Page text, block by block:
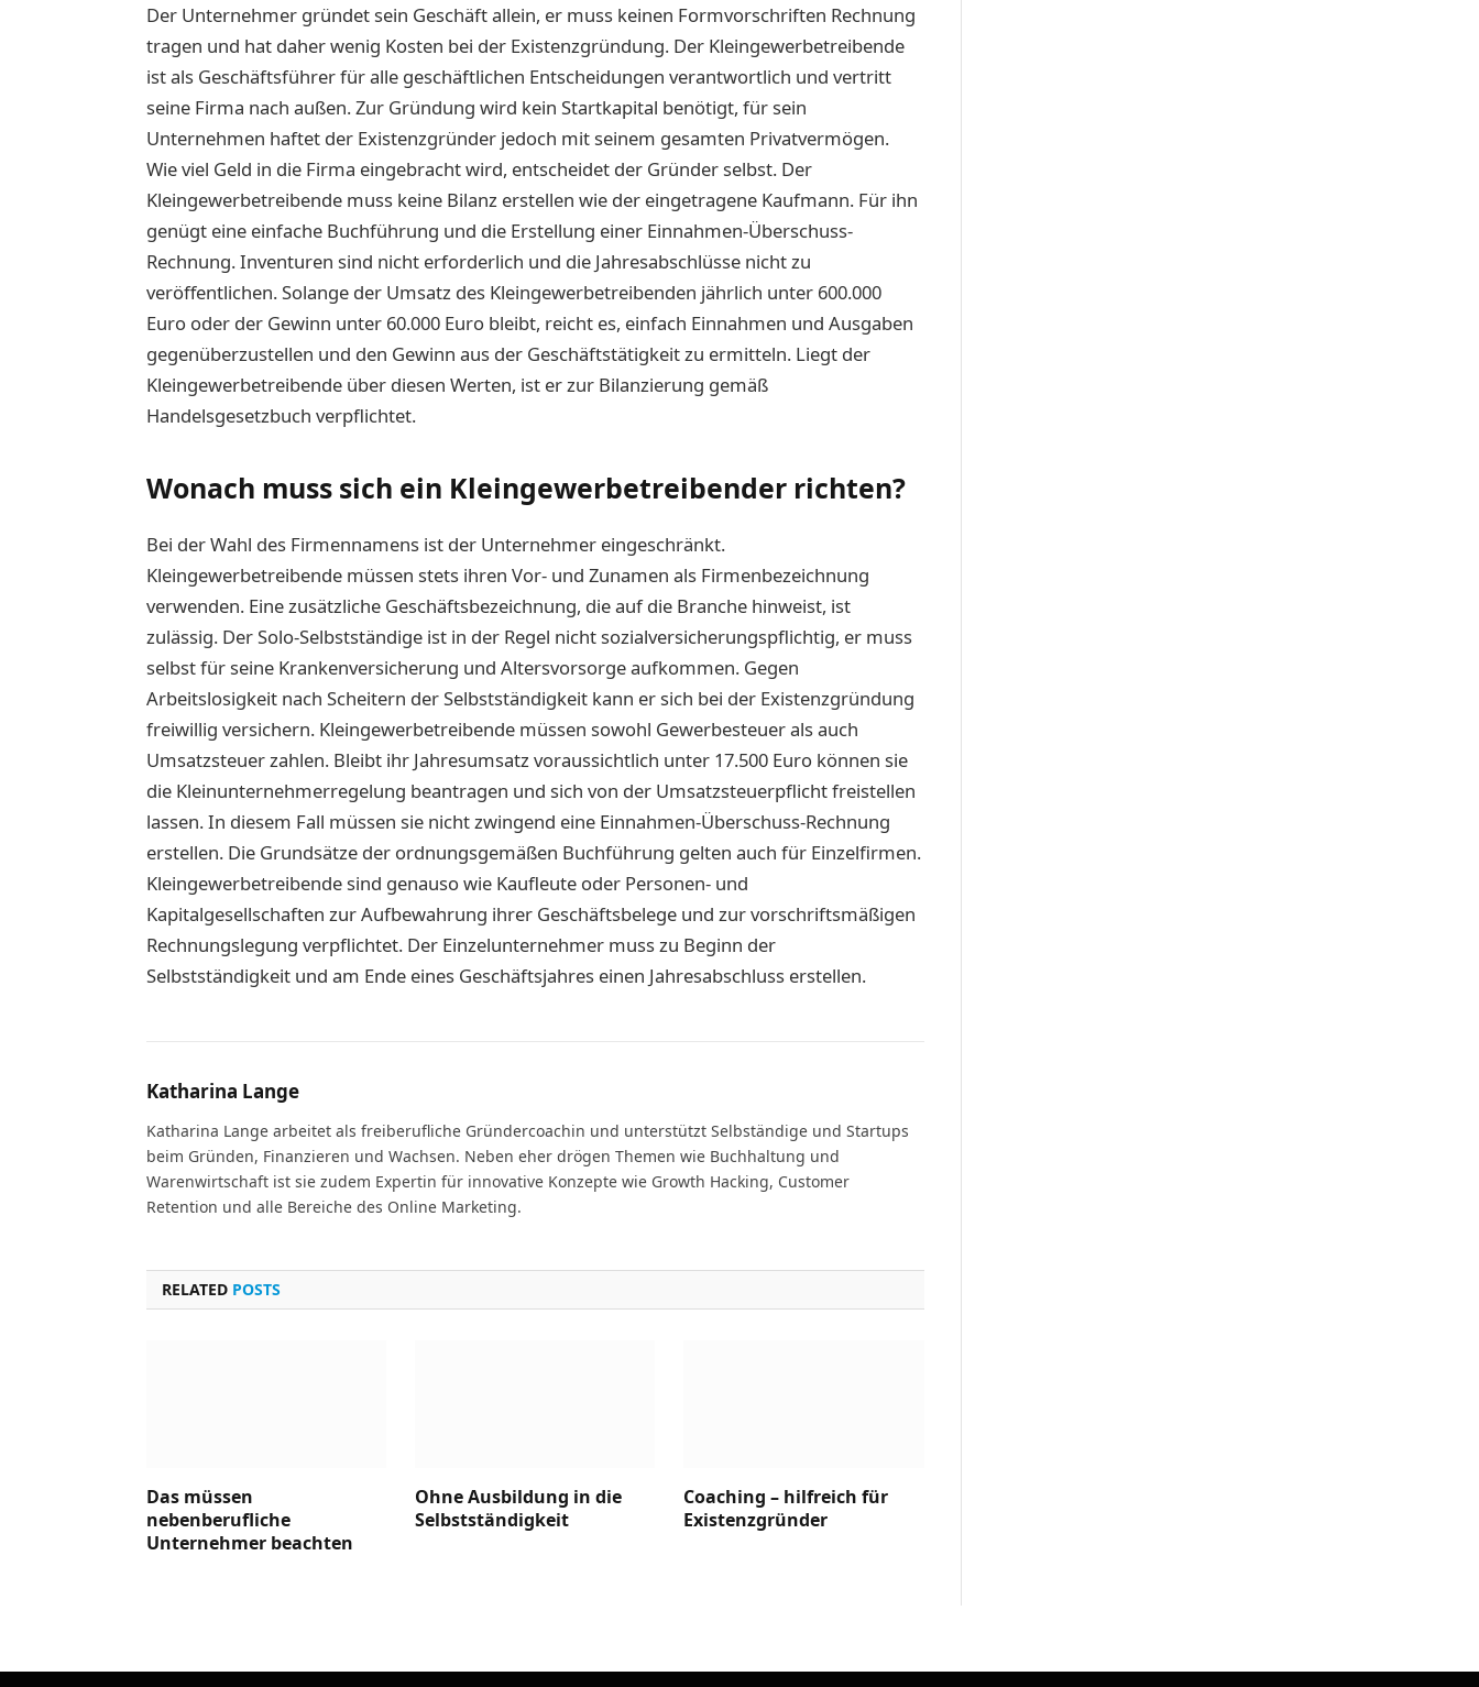
Der Unternehmer gründet sein Geschäft allein, er muss keinen Formvorschriften Rechnung
tragen und hat daher wenig Kosten bei der Existenzgründung. Der Kleingewerbetreibende
ist als Geschäftsführer für alle geschäftlichen Entscheidungen verantwortlich und vertritt
seine Firma nach außen. Zur Gründung wird kein Startkapital benötigt, für sein
Unternehmen haftet der Existenzgründer jedoch mit seinem gesamten Privatvermögen.
Wie viel Geld in die Firma eingebracht wird, entscheidet der Gründer selbst. Der
Kleingewerbetreibende muss keine Bilanz erstellen wie der eingetragene Kaufmann. Für ihn
genügt eine einfache Buchführung und die Erstellung einer Einnahmen-Überschuss-
Rechnung. Inventuren sind nicht erforderlich und die Jahresabschlüsse nicht zu
veröffentlichen. Solange der Umsatz des Kleingewerbetreibenden jährlich unter 600.000
Euro oder der Gewinn unter 60.000 Euro bleibt, reicht es, einfach Einnahmen und Ausgaben
gegenüberzustellen und den Gewinn aus der Geschäftstätigkeit zu ermitteln. Liegt der
Kleingewerbetreibende über diesen Werten, ist er zur Bilanzierung gemäß
Handelsgesetzbuch verpflichtet.
Wonach muss sich ein Kleingewerbetreibender richten?
Bei der Wahl des Firmennamens ist der Unternehmer eingeschränkt.
Kleingewerbetreibende müssen stets ihren Vor- und Zunamen als Firmenbezeichnung
verwenden. Eine zusätzliche Geschäftsbezeichnung, die auf die Branche hinweist, ist
zulässig. Der Solo-Selbstständige ist in der Regel nicht sozialversicherungspflichtig, er muss
selbst für seine Krankenversicherung und Altersvorsorge aufkommen. Gegen
Arbeitslosigkeit nach Scheitern der Selbstständigkeit kann er sich bei der Existenzgründung
freiwillig versichern. Kleingewerbetreibende müssen sowohl Gewerbesteuer als auch
Umsatzsteuer zahlen. Bleibt ihr Jahresumsatz voraussichtlich unter 17.500 Euro können sie
die Kleinunternehmerregelung beantragen und sich von der Umsatzsteuerpflicht freistellen
lassen. In diesem Fall müssen sie nicht zwingend eine Einnahmen-Überschuss-Rechnung
erstellen. Die Grundsätze der ordnungsgemäßen Buchführung gelten auch für Einzelfirmen.
Kleingewerbetreibende sind genauso wie Kaufleute oder Personen- und
Kapitalgesellschaften zur Aufbewahrung ihrer Geschäftsbelege und zur vorschriftsmäßigen
Rechnungslegung verpflichtet. Der Einzelunternehmer muss zu Beginn der
Selbstständigkeit und am Ende eines Geschäftsjahres einen Jahresabschluss erstellen.
Katharina Lange
Katharina Lange arbeitet als freiberufliche Gründercoachin und unterstützt Selbständige und Startups
beim Gründen, Finanzieren und Wachsen. Neben eher drögen Themen wie Buchhaltung und
Warenwirtschaft ist sie zudem Expertin für innovative Konzepte wie Growth Hacking, Customer
Retention und alle Bereiche des Online Marketing.
RELATED POSTS
Das müssen
nebenberufliche
Unternehmer beachten
Ohne Ausbildung in die
Selbstständigkeit
Coaching – hilfreich für
Existenzgründer